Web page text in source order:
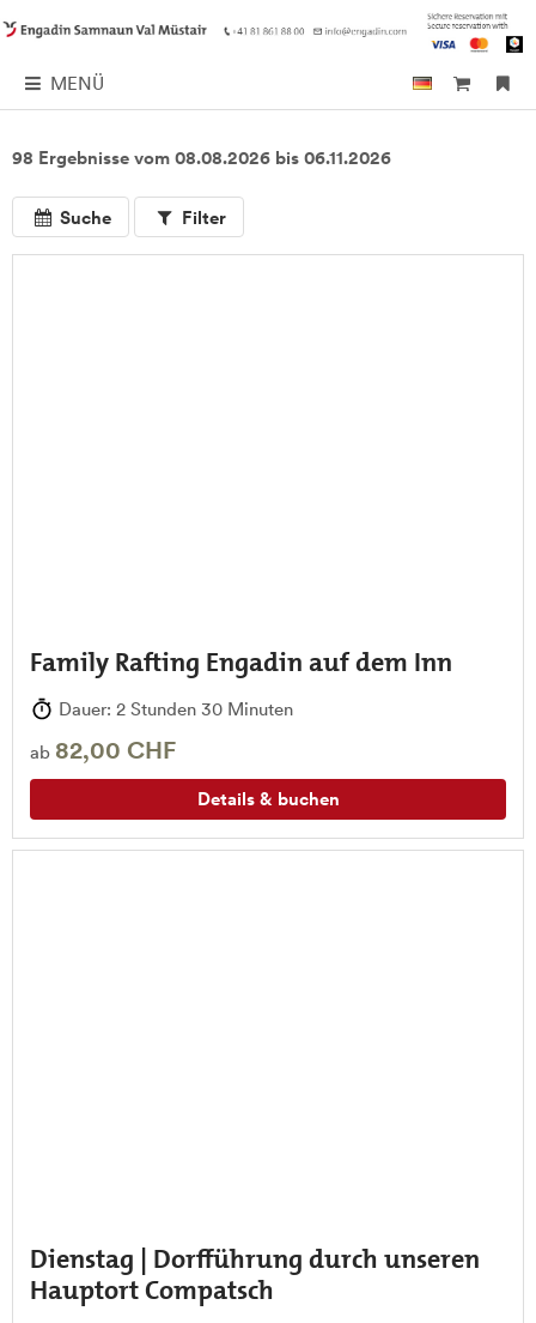
MENÜ
98 Ergebnisse vom 08.08.2026 bis 06.11.2026
Suche Filter
Family Rafting Engadin auf dem Inn
Dauer: 2 Stunden 30 Minuten
ab 82,00 CHF
Details & buchen
Dienstag | Dorfführung durch unseren
Hauptort Compatsch